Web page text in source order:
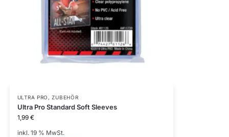
ULTRA PRO ,ZUBEHÖR
Ultra Pro Standard Soft Sleeves
1,99 €
inkl. 19 % MwSt.